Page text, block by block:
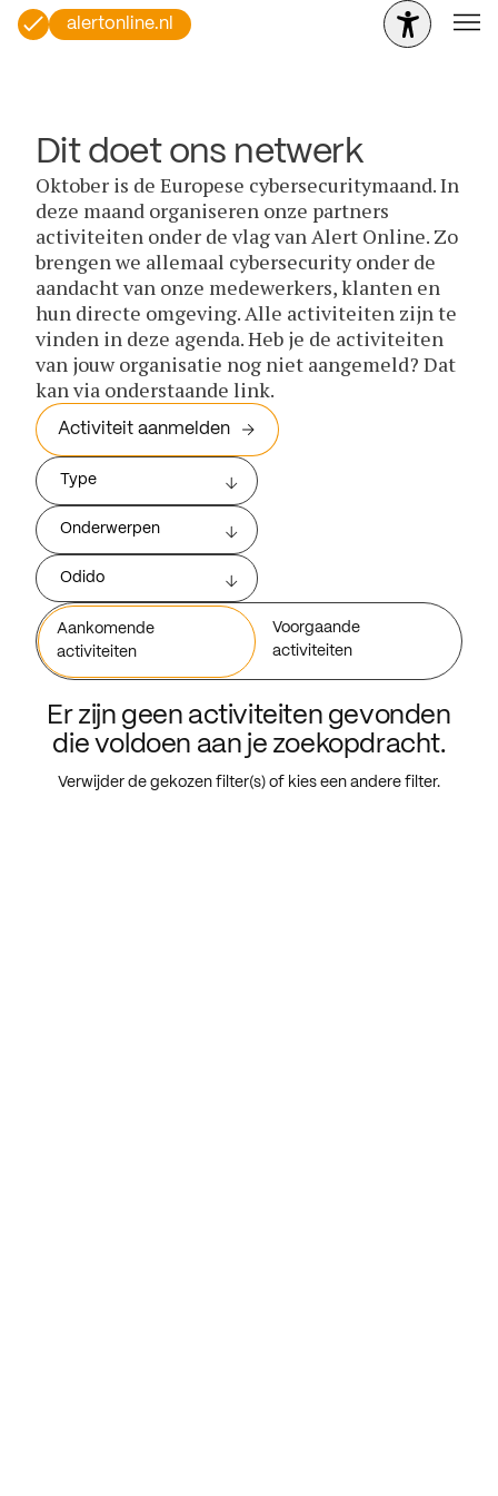
alertonline.nl
Dit doet ons netwerk
Oktober is de Europese cybersecuritymaand. In
deze maand organiseren onze partners
activiteiten onder de vlag van Alert Online. Zo
brengen we allemaal cybersecurity onder de
aandacht van onze medewerkers, klanten en
hun directe omgeving. Alle activiteiten zijn te
vinden in deze agenda. Heb je de activiteiten
van jouw organisatie nog niet aangemeld? Dat
kan via onderstaande link.
Activiteit aanmelden
Type
Onderwerpen
Odido
Aankomende
activiteiten
Voorgaande
activiteiten
Er zijn geen activiteiten gevonden
die voldoen aan je zoekopdracht.
Verwijder de gekozen filter(s) of kies een andere filter.